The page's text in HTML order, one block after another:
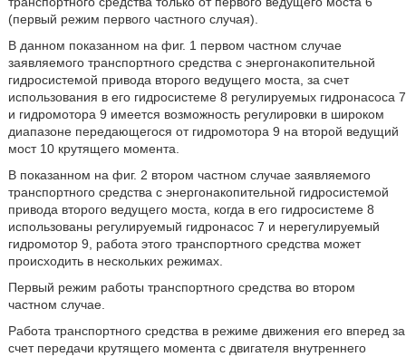
(первый режим первого частного случая).
В данном показанном на фиг. 1 первом частном случае
заявляемого транспортного средства с энергонакопительной
гидросистемой привода второго ведущего моста, за счет
использования в его гидросистеме 8 регулируемых гидронасоса 7
и гидромотора 9 имеется возможность регулировки в широком
диапазоне передающегося от гидромотора 9 на второй ведущий
мост 10 крутящего момента.
В показанном на фиг. 2 втором частном случае заявляемого
транспортного средства с энергонакопительной гидросистемой
привода второго ведущего моста, когда в его гидросистеме 8
использованы регулируемый гидронасос 7 и нерегулируемый
гидромотор 9, работа этого транспортного средства может
происходить в нескольких режимах.
Первый режим работы транспортного средства во втором
частном случае.
Работа транспортного средства в режиме движения его вперед за
счет передачи крутящего момента с двигателя внутреннего